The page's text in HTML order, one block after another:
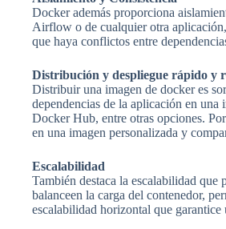
Docker además proporciona
Airflow o de cualquier otra
que haya conflictos entre
Distribución y despliegue rápido y
Distribuir una imagen de docker es
dependencias de la aplicación en
Docker Hub, entre otras opciones.
en una imagen personalizada y
Escalabilidad
También destaca la escalabilidad
balanceen la carga del contenedor,
escalabilidad horizontal que